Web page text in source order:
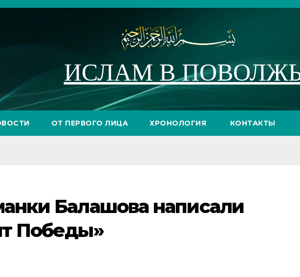
ИСЛАМ В
ОТ ПЕРВОГО ЛИЦА ХРОНОЛОГИЯ КОНТАКТЫ
Балашова написали
Победы»